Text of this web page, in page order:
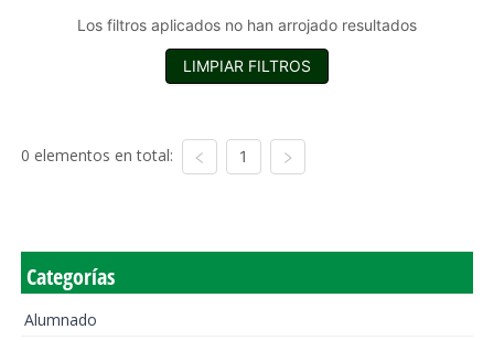
Los filtros aplicados no han arrojado resultados
LIMPIAR FILTROS
0 elementos en total: 1
Categorías
Alumnado